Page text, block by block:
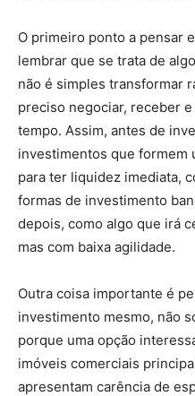
O primeiro ponto a pensar
lembrar que se trata de
não é simples transformar
preciso negociar, receber
tempo. Assim, antes de
investimentos que formem
para ter liquidez imediata,
formas de investimento
depois, como algo que irá
mas com baixa agilidade.
Outra coisa importante é
investimento mesmo, não
porque uma opção
imóveis comerciais
apresentam carência de